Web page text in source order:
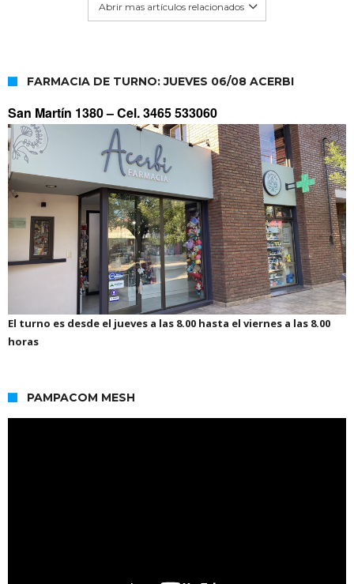
Abrir mas artículos relacionados
FARMACIA DE TURNO: JUEVES 06/08 ACERBI
San Martín 1380 –Cel. 3465 533060
El turno es desde el jueves a las 8.00 hasta el viernes a las 8.00
horas
PAMPACOM MESH